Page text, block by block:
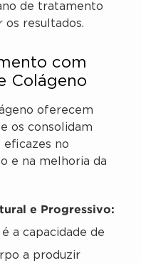
de tratamento
os resultados.
com
Colágeno
oferecem
os consolidam
eficazes no
e na melhoria da
e Progressivo:
a capacidade de
a produzir